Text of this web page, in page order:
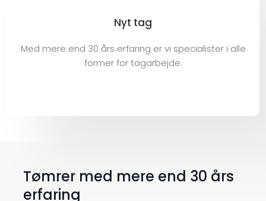
Nyt tag
Med mere end 30 års erfaring er vi specialister i alle
former for tagarbejde.
Tømrer med mere end 30 års
erfaring